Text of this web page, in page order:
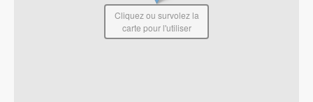
Cliquez ou survolez la
carte pour l'utiliser